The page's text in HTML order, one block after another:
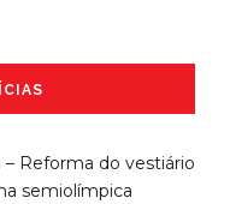
Reforma do vestiário
semiolímpica